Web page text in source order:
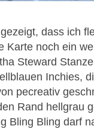
dass ich
Karte noch ein
Steward
Inchies,
pecreativ
Rand hellgrau
Bling Bling darf